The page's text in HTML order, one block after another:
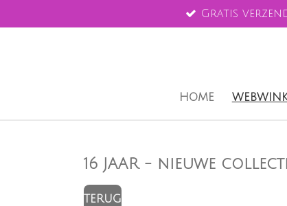
direct
Gratis
HOME
16 JAAR - nieuwe
TERUG